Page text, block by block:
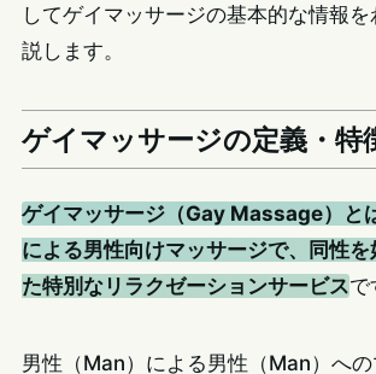
してゲイマッサージの基本的な情報
説します。
ゲイマッサージの定義・特
ゲイマッサージ（Gay Massage）と
による男性向けマッサージで、同性
た特別なリラクゼーションサービスで
男性（Man）による男性（Man）へ